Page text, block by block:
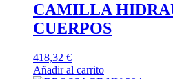
CAMILLA
CUERPOS
418,32 €
Añadir al carrito